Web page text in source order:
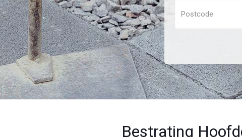
Bestrating